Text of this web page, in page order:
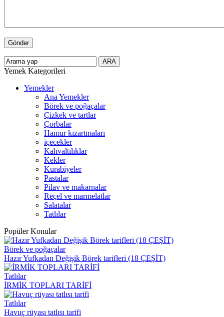
Yemek Kategorileri
Yemekler
Ana Yemekler
Börek ve poğaçalar
Çizkek ve tartlar
Çorbalar
Hamur kızartmaları
içecekler
Kahvaltılıklar
Kekler
Kurabiyeler
Pastalar
Pilav ve makarnalar
Reçel ve marmelatlar
Salatalar
Tatlılar
Popüler Konular
Börek ve poğaçalar
Hazır Yufkadan Değişik Börek tarifleri (18 ÇEŞİT)
Tatlılar
İRMİK TOPLARI TARİFİ
Tatlılar
Havuç rüyası tatlısı tarifi